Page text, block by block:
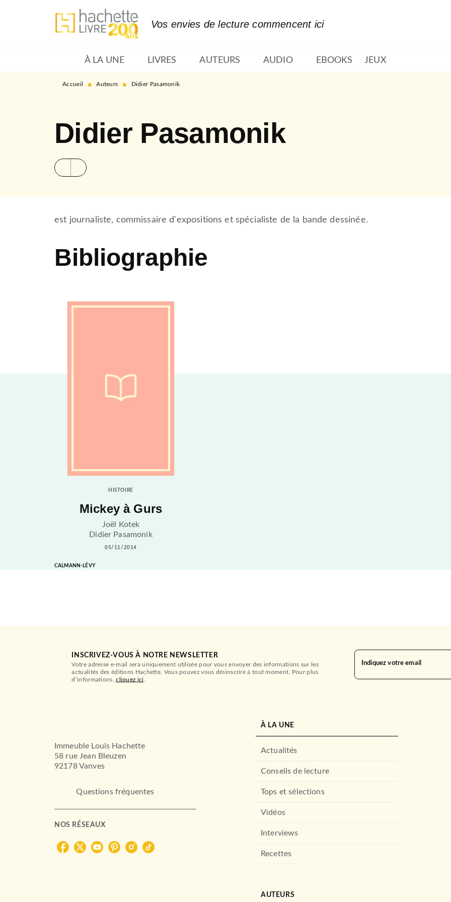
MENU RECHERCHE
Vos envies de lecture commencent ici
À LA UNE LIVRES AUTEURS AUDIO EBOOKS JEUX
Accueil • Auteurs • Didier Pasamonik
Didier Pasamonik
est journaliste, commissaire d'expositions et spécialiste de la bande dessinée.
Bibliographie
HISTOIRE
Mickey à Gurs
Joël Kotek
Didier Pasamonik
05/11/2014
CALMANN-LÉVY
INSCRIVEZ-VOUS À NOTRE NEWSLETTER
Votre adresse e-mail sera uniquement utilisée pour vous envoyer des informations sur les
actualités des éditions Hachette. Vous pouvez vous désinscrire à tout moment. Pour plus
d’informations,cliquez ici
Indiquez votre email
Immeuble Louis Hachette
58 rue Jean Bleuzen
92178 Vanves
Questions fréquentes
NOS RÉSEAUX
À LA UNE
Actualités
Conseils de lecture
Tops et sélections
Vidéos
Interviews
Recettes
AUTEURS